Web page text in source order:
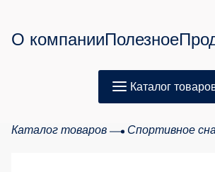
О компанииПолезное
Каталог
Каталог товаров Спортивное